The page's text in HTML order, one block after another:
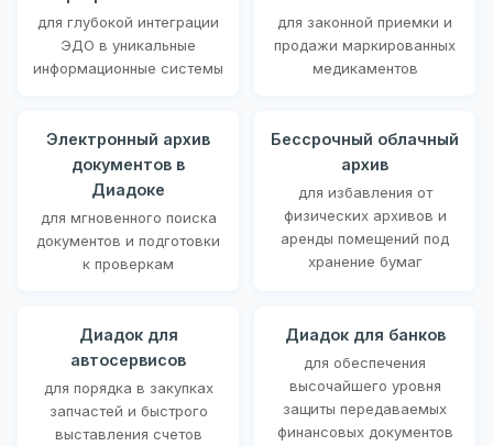
для глубокой интеграции
ЭДО в уникальные
информационные системы
для законной приемки и
продажи маркированных
медикаментов
Электронный архив
документов в
Диадоке
для мгновенного поиска
документов и подготовки
к проверкам
Бессрочный облачный
архив
для избавления от
физических архивов и
аренды помещений под
хранение бумаг
Диадок для
автосервисов
для порядка в закупках
запчастей и быстрого
выставления счетов
Диадок для банков
для обеспечения
высочайшего уровня
защиты передаваемых
финансовых документов